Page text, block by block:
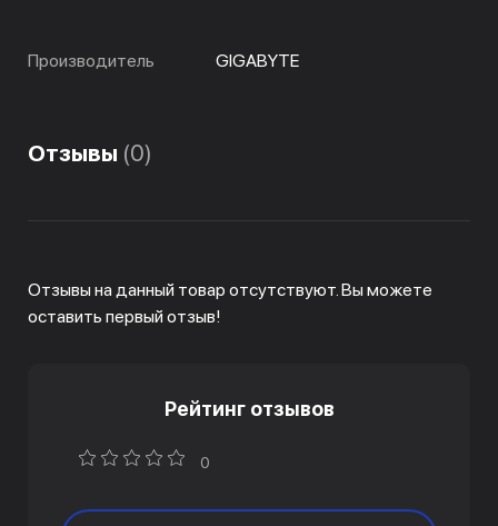
Производитель GIGABYTE
Отзывы (0)
Отзывы на данный товар отсутствуют. Вы можете
оставить первый отзыв!
Рейтинг отзывов
0